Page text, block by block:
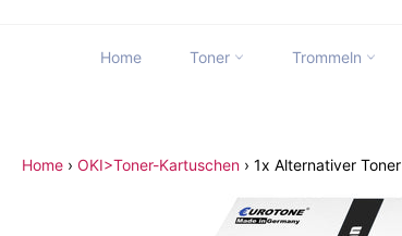
Home Toner Trommeln
Home › OKI>Toner-Kartuschen › 1x Alternativer